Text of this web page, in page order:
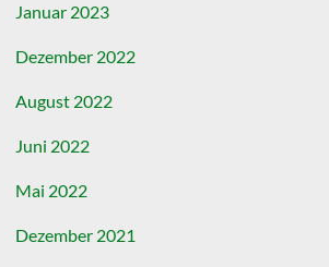
Januar 2023
Dezember 2022
August 2022
Juni 2022
Mai 2022
Dezember 2021